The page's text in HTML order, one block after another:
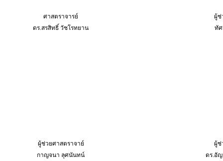
ศาสตราจารย์
ดร.สรสิทธิ์ วัชโรทยาน
ผู้ช่
ทั
ผู้ช่วยศาสตราจาย์
กาญจนา ลุศนันทน์
ผู้ช่
ดร.อั